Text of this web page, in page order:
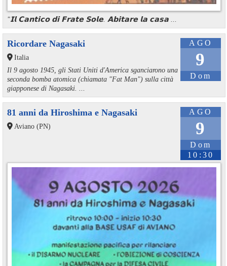
"𝗜𝗹 𝗖𝗮𝗻𝘁𝗶𝗰𝗼 𝗱𝗶 𝗙𝗿𝗮𝘁𝗲 𝗦𝗼𝗹𝗲. 𝗔𝗯𝗶𝘁𝗮𝗿𝗲 𝗹𝗮 𝗰𝗮𝘀𝗮 ...
AGO
9
Dom
Ricordare Nagasaki
Italia
Il 9 agosto 1945, gli Stati Uniti d'America sganciarono una
seconda bomba atomica (chiamata "Fat Man") sulla città
giapponese di Nagasaki. ...
AGO
9
Dom
10:30
81 anni da Hiroshima e Nagasaki
Aviano (PN)